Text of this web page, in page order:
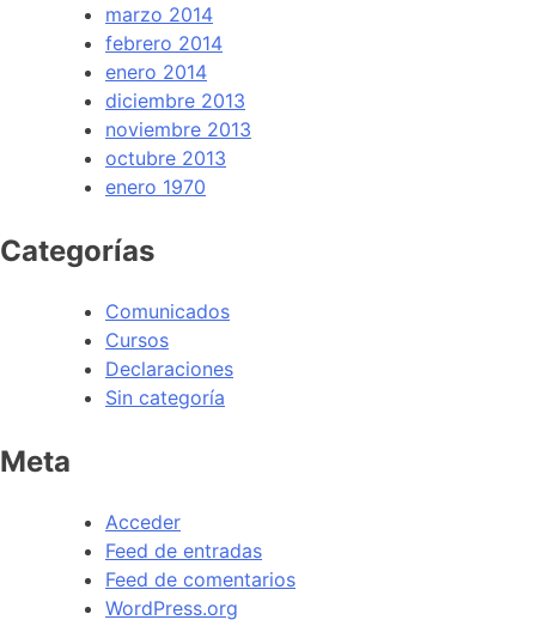
marzo 2014
febrero 2014
enero 2014
diciembre 2013
noviembre 2013
octubre 2013
enero 1970
Categorías
Comunicados
Cursos
Declaraciones
Sin categoría
Meta
Acceder
Feed de entradas
Feed de comentarios
WordPress.org